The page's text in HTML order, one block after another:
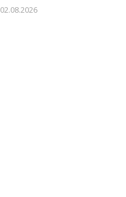
02.08.2026